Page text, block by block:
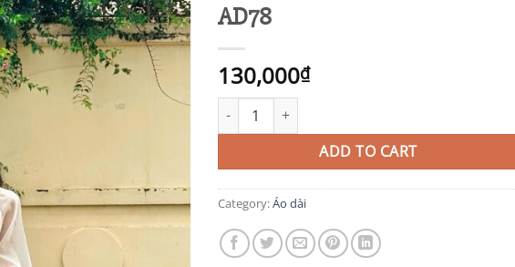
AD78
130,000₫
AD78 quantity
ADD TO CART
Category:Áo dài